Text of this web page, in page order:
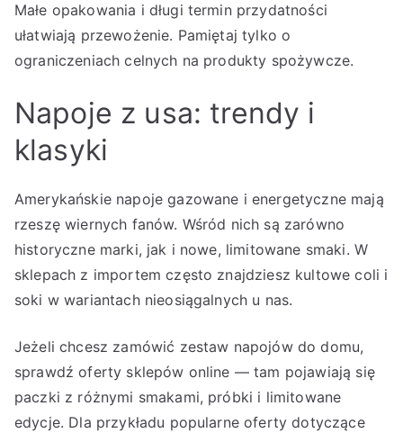
Małe opakowania i długi termin przydatności
ułatwiają przewożenie. Pamiętaj tylko o
ograniczeniach celnych na produkty spożywcze.
Napoje z usa: trendy i
klasyki
Amerykańskie napoje gazowane i energetyczne mają
rzeszę wiernych fanów. Wśród nich są zarówno
historyczne marki, jak i nowe, limitowane smaki. W
sklepach z importem często znajdziesz kultowe coli i
soki w wariantach nieosiągalnych u nas.
Jeżeli chcesz zamówić zestaw napojów do domu,
sprawdź oferty sklepów online — tam pojawiają się
paczki z różnymi smakami, próbki i limitowane
edycje. Dla przykładu popularne oferty dotyczące